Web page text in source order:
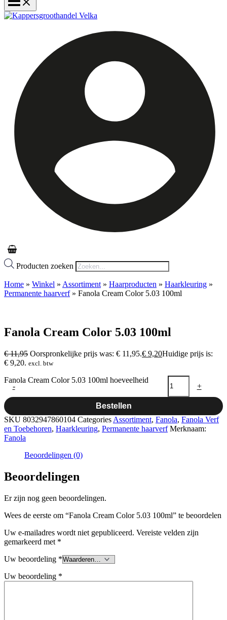
Producten zoeken
Home » Winkel » Assortiment » Haarproducten » Haarkleuring »
Permanente haarverf» Fanola Cream Color 5.03 100ml
Fanola Cream Color 5.03 100ml
€11,95 Oorspronkelijke prijs was: € 11,95.€ 9,20Huidige prijs is:
€ 9,20. excl. btw
-
Fanola Cream Color 5.03 100ml hoeveelheid
+
Bestellen
SKU 8032947860104 Categories Assortiment, Fanola, Fanola Verf
en Toebehoren, Haarkleuring, Permanente haarverf Merknaam:
Fanola
Beoordelingen (0)
Beoordelingen
Er zijn nog geen beoordelingen.
Wees de eerste om “Fanola Cream Color 5.03 100ml” te beoordelen
Uw e-mailadres wordt niet gepubliceerd. Vereiste velden zijn
gemarkeerd met *
Uw beoordeling *
Uw beoordeling *